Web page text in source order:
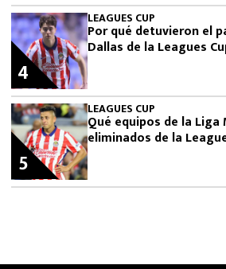
LEAGUES CUP
Por qué detuvieron el
Dallas de la Leagues
4
LEAGUES CUP
Qué equipos de la Liga
eliminados de la
5